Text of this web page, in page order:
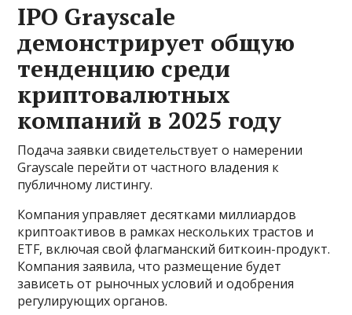
IPO Grayscale
демонстрирует общую
тенденцию среди
криптовалютных
компаний в 2025 году
Подача заявки свидетельствует о намерении
Grayscale перейти от частного владения к
публичному листингу.
Компания управляет десятками миллиардов
криптоактивов в рамках нескольких трастов и
ETF, включая свой флагманский биткоин-продукт.
Компания заявила, что размещение будет
зависеть от рыночных условий и одобрения
регулирующих органов.